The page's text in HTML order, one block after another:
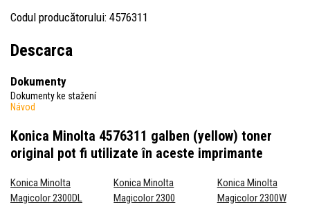
Codul producătorului: 4576311
Descarca
Dokumenty
Dokumenty ke stažení
Návod
Konica Minolta 4576311 galben (yellow) toner
original pot fi utilizate în aceste imprimante
Konica Minolta
Magicolor 2300DL
Konica Minolta
Magicolor 2300
Konica Minolta
Magicolor 2300W